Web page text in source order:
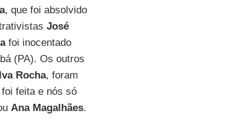
, que foi absolvido
José
foi inocentado
(PA). Os outros
Rocha, foram
feita e nós só
Ana Magalhães.